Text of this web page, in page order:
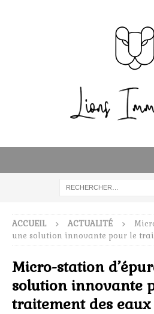
ACCUEIL ACTUALITÉ
une solution innovante pour le
Micro-station
solution innovante
traitement des eaux